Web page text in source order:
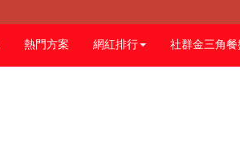
熱門方案 網紅排行 社群金三角